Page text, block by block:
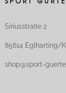
Siriusstraße 2
85614 Eglharting/
shop@sport-